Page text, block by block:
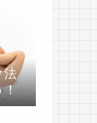
法
！